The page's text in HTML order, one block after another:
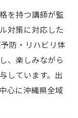
を持つ講師が監
対策に対応した
防・リハビリ体
、楽しみながら
しています。出
心に沖縄県全域